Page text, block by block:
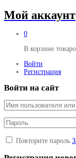
Мой аккаунт
0
В корзине
Войти
Регистрация
Войти на сайт
Повторите пароль